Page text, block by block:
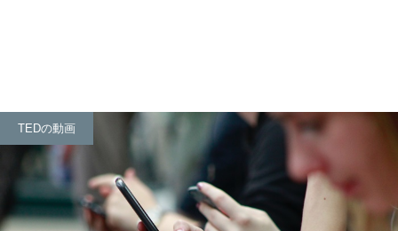
TEDの動画